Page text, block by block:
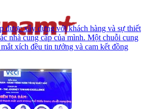
được xây dựng với khách hàng và sự thiết
nhà cung cấp của mình. Một chuỗi cung
xích đều tin tưởng và cam kết đồng